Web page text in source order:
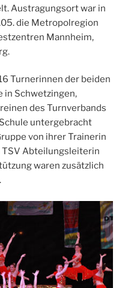
Austragungsort war in
die Metropolregion
Mannheim,
Turnerinnen der beiden
in Schwetzingen,
des Turnverbands
untergebracht
von ihrer Trainerin
TSV Abteilungsleiterin
waren zusätzlich